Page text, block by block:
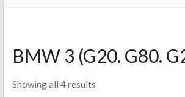
BMW 3 (G20. G80.
Showing all 4 results